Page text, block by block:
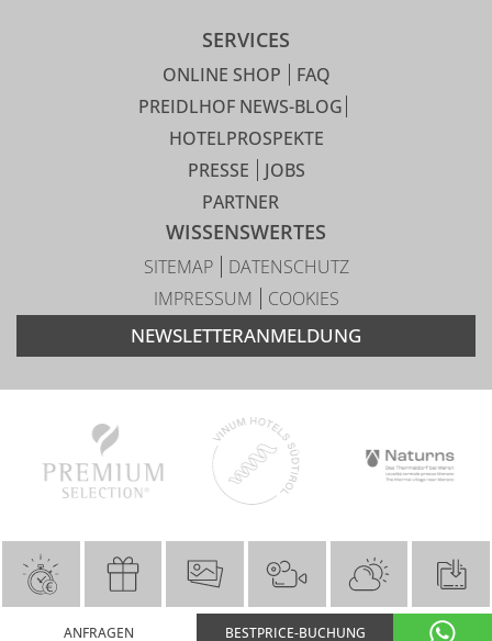
SERVICES
ONLINE SHOP
FAQ
PREIDLHOF NEWS-BLOG
HOTELPROSPEKTE
PRESSE
JOBS
PARTNER
WISSENSWERTES
SITEMAP
DATENSCHUTZ
IMPRESSUM
COOKIES
NEWSLETTERANMELDUNG
ANFRAGEN BESTPRICE-BUCHUNG